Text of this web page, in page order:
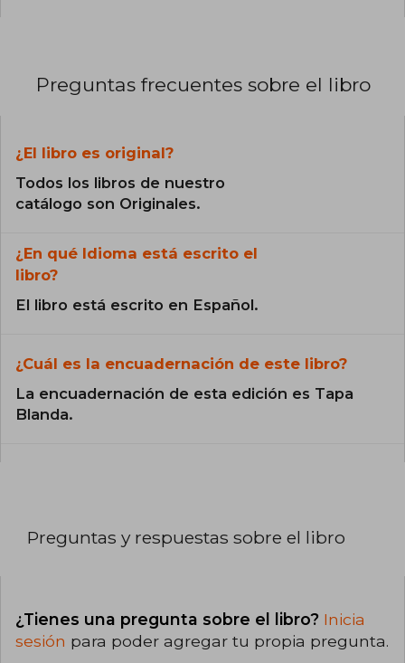
Preguntas frecuentes sobre el libro
¿El libro es original?
Todos los libros de nuestro
catálogo son Originales.
¿En qué Idioma está escrito el
libro?
El libro está escrito en Español.
¿Cuál es la encuadernación de este libro?
La encuadernación de esta edición es Tapa
Blanda.
Preguntas y respuestas sobre el libro
¿Tienes una pregunta sobre el libro? Inicia
sesión para poder agregar tu propia pregunta.